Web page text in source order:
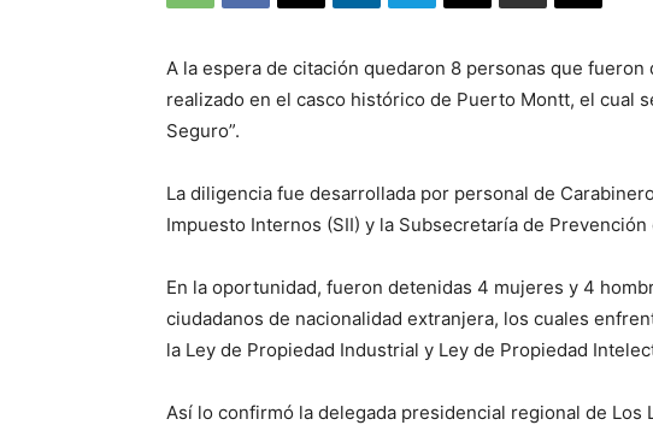
A la espera de citación quedaron 8 personas que
realizado en el casco histórico de Puerto Montt, el cual
Seguro”.
La diligencia fue desarrollada por personal de
Impuesto Internos (SII) y la Subsecretaría de Prevención
En la oportunidad, fueron detenidas 4 mujeres y 4
ciudadanos de nacionalidad extranjera, los cuales
la Ley de Propiedad Industrial y Ley de Propiedad
Así lo confirmó la delegada presidencial regional de Los